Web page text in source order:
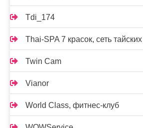
Tdi_174
Thai-SPA 7 красок, сеть
Twin Cam
Vianor
World Class, фитнес-клуб